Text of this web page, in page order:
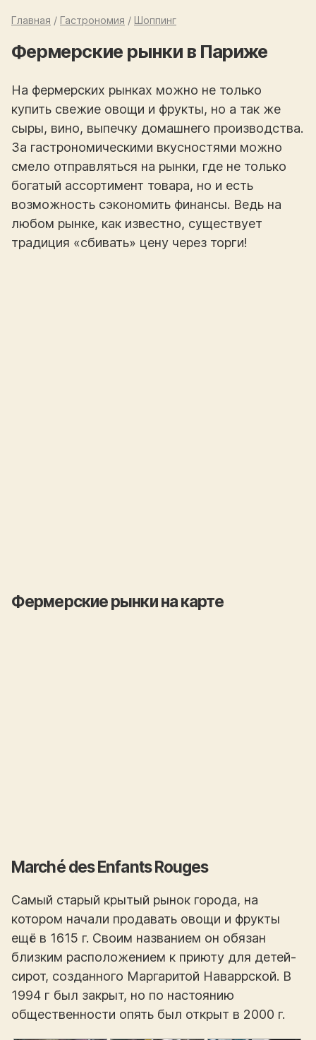
Главная / Гастрономия / Шоппинг
Фермерские рынки в Париже
На фермерских рынках можно не только
купить свежие овощи и фрукты, но а так же
сыры, вино, выпечку домашнего производства.
За гастрономическими вкусностями можно
смело отправляться на рынки, где не только
богатый ассортимент товара, но и есть
возможность сэкономить финансы. Ведь на
любом рынке, как известно, существует
традиция «сбивать» цену через торги!
Фермерские рынки на карте
Marché des Enfants Rouges
Самый старый крытый рынок города, на
котором начали продавать овощи и фрукты
ещё в 1615 г. Своим названием он обязан
близким расположением к приюту для детей-
сирот, созданного Маргаритой Наваррской. В
1994 г был закрыт, но по настоянию
общественности опять был открыт в 2000 г.